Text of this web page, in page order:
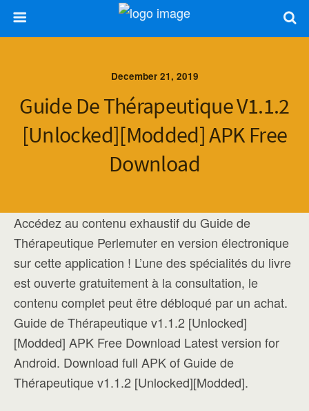
December 21, 2019
Guide De Thérapeutique V1.1.2
[Unlocked][Modded] APK Free
Download
Accédez au contenu exhaustif du Guide de
Thérapeutique Perlemuter en version électronique
sur cette application ! L’une des spécialités du livre
est ouverte gratuitement à la consultation, le
contenu complet peut être débloqué par un achat.
Guide de Thérapeutique v1.1.2 [Unlocked]
[Modded] APK Free Download Latest version for
Android. Download full APK of Guide de
Thérapeutique v1.1.2 [Unlocked][Modded].